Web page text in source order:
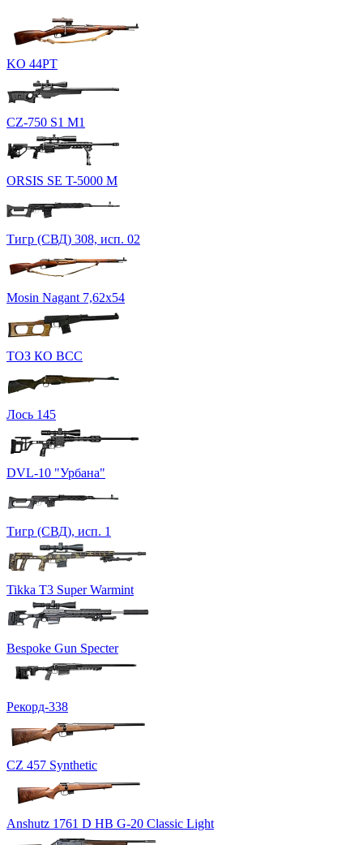
KO 44PT
CZ-750 S1 M1
ORSIS SE T-5000 M
Тигр (СВД) 308, исп. 02
Mosin Nagant 7,62х54
ТОЗ КО ВСС
Лось 145
DVL-10 "Урбана"
Тигр (СВД), исп. 1
Tikka T3 Super Warmint
Bespoke Gun Speсter
Рекорд-338
CZ 457 Synthetic
Anshutz 1761 D HB G-20 Classic Light